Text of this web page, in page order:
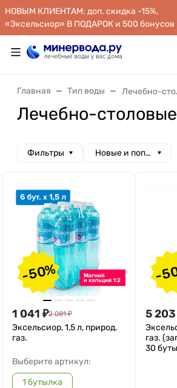
НОВЫМ КЛИЕНТАМ: доп. скидка -15%,
«Эксельсиор» В ПОДАРОК и 500 бонусов
Главная Тип воды Лечебно-
Лечебно-
Фильтры Новые и популярные
-50%
1 041 ₽2 081 ₽
Эксельсиор, 1,5 л, природ.
газ.
Выберите артикул:
1 бутылка
-
5 203
газ.
30